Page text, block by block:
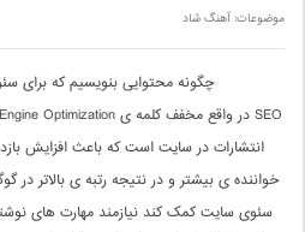
موضوعات:آهنگ شاد
چگونه محتوایی بنویسیم که برای
انتشارات در سایت است که باعث افزایش
خواننده ی بیشتر و در نتیجه رتبه ی بالاتر
سئوی سایت کمک کند نیازمند مهارت های